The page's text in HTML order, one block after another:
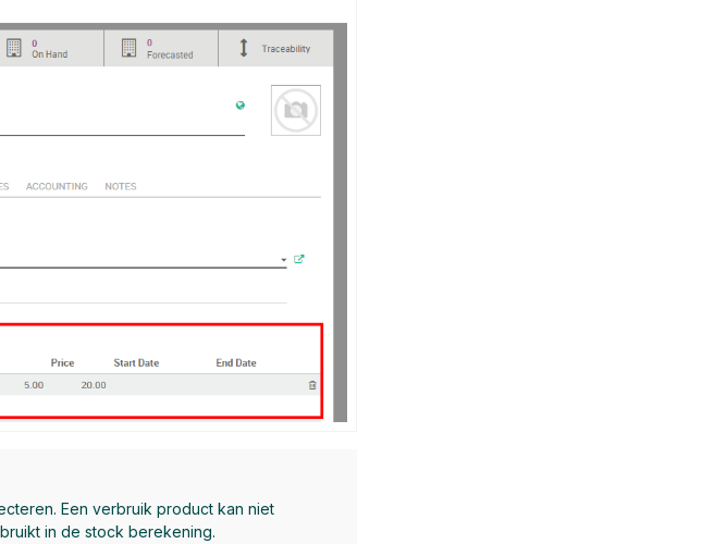
Een verbruik product kan niet
in de stock berekening.